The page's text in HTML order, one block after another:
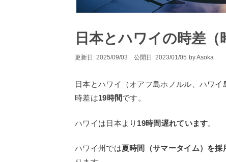
日本とハワイの時差（
2025/09/03 2023/01/05 byAsoka
日本とハワイ（オアフ島ホノルル、ハワ
時差は19時間です。
ハワイは日本より 19時間遅れています。
ハワイ州では夏時間（サマータイム）を採